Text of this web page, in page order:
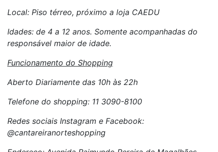
Local: Piso térreo, próximo a loja CAEDU
Idades: de 4 a 12 anos. Somente acompanhadas do
responsável maior de idade.
Funcionamento do Shopping
Aberto Diariamente das 10h às 22h
Telefone do shopping: 11 3090-8100
Redes sociais Instagram e Facebook:
@cantareiranorteshopping